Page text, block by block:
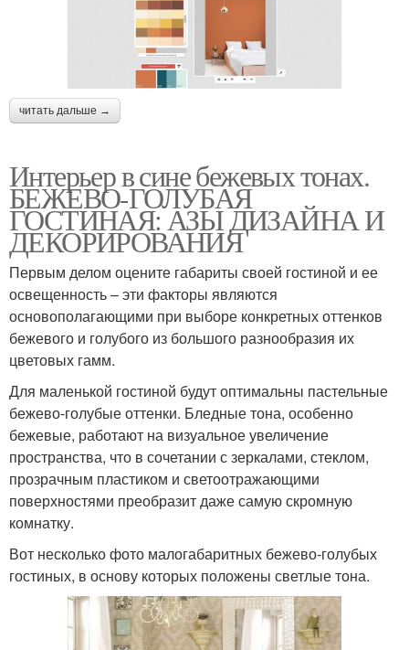
читать дальше →
Интерьер в сине бежевых тонах.
БЕЖЕВО-ГОЛУБАЯ
ГОСТИНАЯ: АЗЫ ДИЗАЙНА И
ДЕКОРИРОВАНИЯ
Первым делом оцените габариты своей гостиной и ее
освещенность – эти факторы являются
основополагающими при выборе конкретных оттенков
бежевого и голубого из большого разнообразия их
цветовых гамм.
Для маленькой гостиной будут оптимальны пастельные
бежево-голубые оттенки. Бледные тона, особенно
бежевые, работают на визуальное увеличение
пространства, что в сочетании с зеркалами, стеклом,
прозрачным пластиком и светоотражающими
поверхностями преобразит даже самую скромную
комнатку.
Вот несколько фото малогабаритных бежево-голубых
гостиных, в основу которых положены светлые тона.